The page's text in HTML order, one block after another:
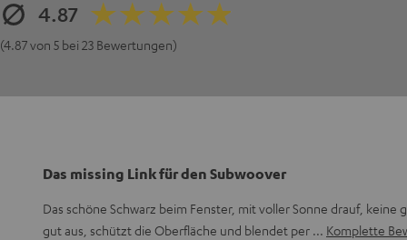
4.87
(4.87 von 5 bei 23 Bewertungen)
Das missing Link für den Subwoover
Das schöne Schwarz beim Fenster, mit voller Sonne drauf, keine
gut aus, schützt die Oberfläche und blendet per
Komplette